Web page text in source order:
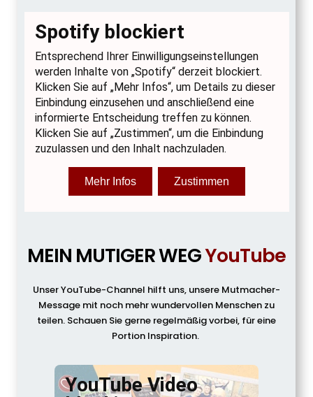
MEIN MUTIGER WEGYouTube
Unser YouTube-Channel hilft uns, unsere Mutmacher-
Message mit noch mehr wundervollen Menschen zu
teilen. Schauen Sie gerne regelmäßig vorbei, für eine
Portion Inspiration.